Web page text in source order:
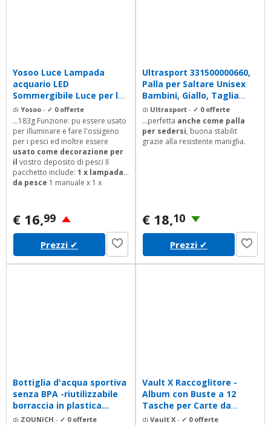
Yosoo Luce Lampada
acquario LED
Sommergibile Luce per la
cerimonia nuziale...
di Yosoo - ✓ 0 offerte
...183g Funzione: pu essere usato
per illuminare e fare l'ossigeno
per i pesci ed inoltre essere
usato come decorazione per
il vostro deposito di pesci Il
pacchetto include: 1 x lampada
da pesce 1 manuale x 1 x
non incluso. 2. I monitor non
sono calibrati uguali, il colore
dell'elemento visualizzato nelle
foto pu essere leggermente
diverso dall'oggetto reale. Prendi
il vero come...
€ 16,99
Prezzi ✔
Ultrasport 331500000660,
Palla per Saltare Unisex
Bambini, Giallo, Taglia
Unica
di Ultrasport - ✓ 0 offerte
...perfetta anche come palla
per sedersi, buona stabilit
grazie alla resistente maniglia.
€ 18,10
Prezzi ✔
Bottiglia d'acqua sportiva
senza BPA -riutilizzabile
borraccia in plastica...
di ZOUNICH - ✓ 0 offerte
Vault X Raccoglitore -
Album con Buste a 12
Tasche per Carte da
Gioco...
di Vault X - ✓ 0 offerte